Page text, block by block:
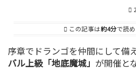
この記事は約4分で読め
序章でドランゴを仲間にして備
バル上級「地底魔城」 が開催と